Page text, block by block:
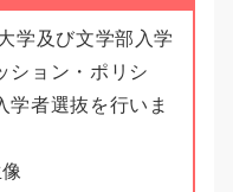
学及び文学部入学
ション・ポリシ
学者選抜を行いま